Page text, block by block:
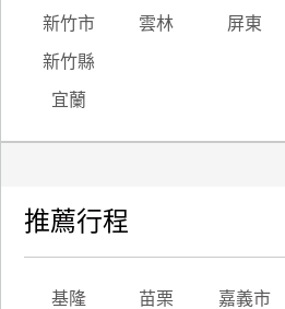
新竹市 雲林 屏東
新竹縣
宜蘭
推薦行程
基隆 苗栗 嘉義市